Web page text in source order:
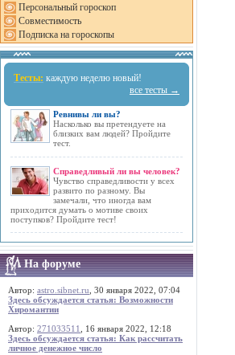
Персональный гороскоп
Совместимость
Подписка на гороскопы
Тесты: каждую неделю новый!
все тесты →
Ревнивы ли вы?
Насколько вы претендуете на
близких вам людей? Пройдите
тест.
Справедливый ли вы человек?
Чувство справедливости у всех
развито по разному. Вы
замечали, что иногда вам
приходится думать о мотиве своих
поступков? Пройдите тест!
На форуме
Автор: astro.sibnet.ru , 30 января 2022, 07:04
Здесь обсуждается статья: Возможности
Хиромантии
Автор: 271033511
, 16 января 2022, 12:18
Здесь обсуждается статья: Как рассчитать
личное денежное число